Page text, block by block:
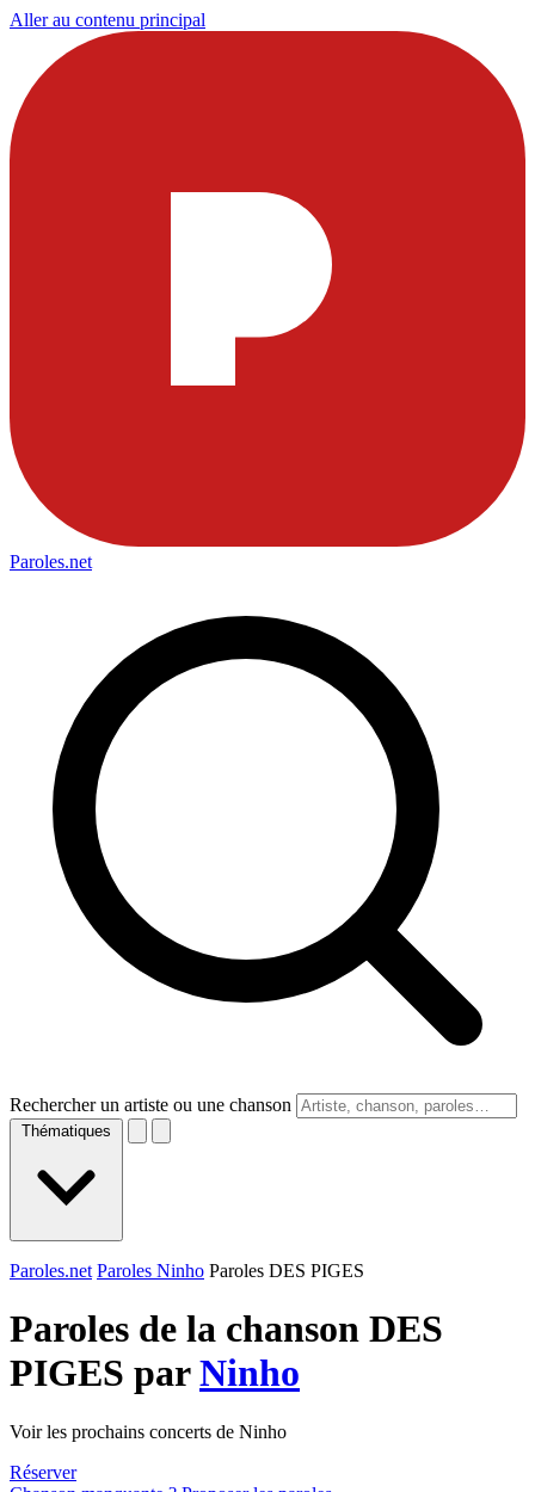
Aller au contenu principal
Paroles.net
Rechercher un artiste ou une chanson
Thématiques
Paroles.net Paroles Ninho Paroles DES PIGES
Paroles de la chanson DES
PIGES parNinho
Voir les prochains concerts de Ninho
Réserver